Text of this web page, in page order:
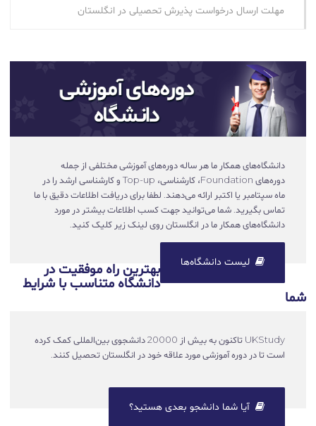
مهلت ارسال درخواست پذیرش تحصیلی در انگلستان
دانشگاه‌های همکار ما هر ساله دوره‌های آموزشی مختلفی از جمله
دوره‌های Foundation، کارشناسی، Top-up و کارشناسی ارشد را در
ماه سپتامبر یا اکتبر ارائه می‌دهند. لطفا برای دریافت اطلاعات دقیق با ما
تماس بگیرید. شما می‌توانید جهت کسب اطلاعات بیشتر در مورد
دانشگاه‌های همکار ما در انگلستان روی لینک زیر کلیک کنید.
لیست دانشگاه‌ها
بهترین راه موفقیت در
دانشگاه متناسب با شرایط
شما
UKStudy تاکنون به بیش از 20000 دانشجوی بین‌المللی کمک کرده
است تا در دوره آموزشی مورد علاقه خود در انگلستان تحصیل کنند.
آیا شما دانشجو بعدی هستید؟